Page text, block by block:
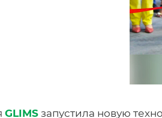
GLIMS запустила новую